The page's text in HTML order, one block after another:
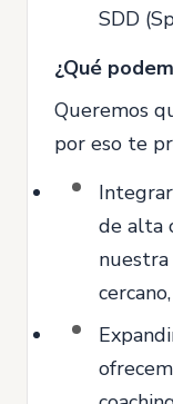
SDD
¿Qué
Queremos
por eso te
de alta